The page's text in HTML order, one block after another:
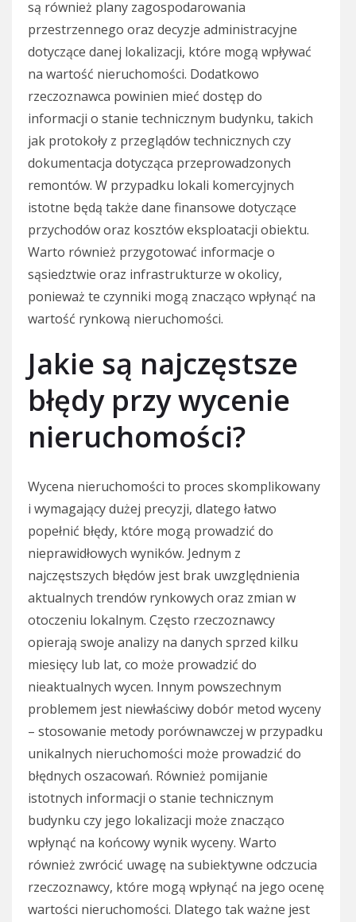
są również plany zagospodarowania
przestrzennego oraz decyzje administracyjne
dotyczące danej lokalizacji, które mogą wpływać
na wartość nieruchomości. Dodatkowo
rzeczoznawca powinien mieć dostęp do
informacji o stanie technicznym budynku, takich
jak protokoły z przeglądów technicznych czy
dokumentacja dotycząca przeprowadzonych
remontów. W przypadku lokali komercyjnych
istotne będą także dane finansowe dotyczące
przychodów oraz kosztów eksploatacji obiektu.
Warto również przygotować informacje o
sąsiedztwie oraz infrastrukturze w okolicy,
ponieważ te czynniki mogą znacząco wpłynąć na
wartość rynkową nieruchomości.
Jakie są najczęstsze
błędy przy wycenie
nieruchomości?
Wycena nieruchomości to proces skomplikowany
i wymagający dużej precyzji, dlatego łatwo
popełnić błędy, które mogą prowadzić do
nieprawidłowych wyników. Jednym z
najczęstszych błędów jest brak uwzględnienia
aktualnych trendów rynkowych oraz zmian w
otoczeniu lokalnym. Często rzeczoznawcy
opierają swoje analizy na danych sprzed kilku
miesięcy lub lat, co może prowadzić do
nieaktualnych wycen. Innym powszechnym
problemem jest niewłaściwy dobór metod wyceny
– stosowanie metody porównawczej w przypadku
unikalnych nieruchomości może prowadzić do
błędnych oszacowań. Również pomijanie
istotnych informacji o stanie technicznym
budynku czy jego lokalizacji może znacząco
wpłynąć na końcowy wynik wyceny. Warto
również zwrócić uwagę na subiektywne odczucia
rzeczoznawcy, które mogą wpłynąć na jego ocenę
wartości nieruchomości. Dlatego tak ważne jest